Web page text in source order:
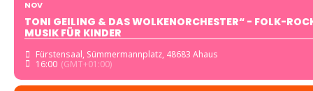
NOV
TONI GEILING & DAS WOLKENORCHESTER“ - FOLK-
MUSIK FÜR KINDER
Fürstensaal, Sümmermannplatz, 48683 Ahaus
16:00 (GMT+01:00)